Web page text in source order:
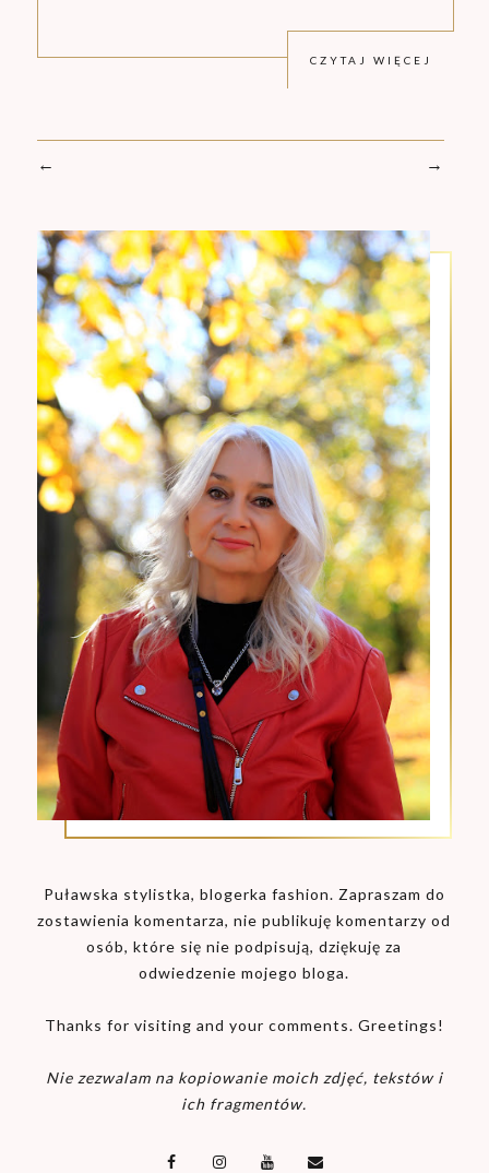
CZYTAJ WIĘCEJ
← →
Puławska stylistka, blogerka fashion. Zapraszam do
zostawienia komentarza, nie publikuję komentarzy od
osób, które się nie podpisują, dziękuję za
odwiedzenie mojego bloga.
Thanks for visiting and your comments. Greetings!
Nie zezwalam na kopiowanie moich zdjęć, tekstów i
ich fragmentów.